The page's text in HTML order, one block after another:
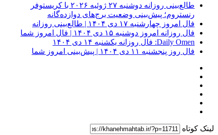
طالع‌بینی روزانه دوشنبه ۲۷ ژوئیه ۲۰۲۶ با کریستوفر
رنستروم؛ پیش‌بینی وضعیت برج‌های دوازده‌گانه
فال امروز چهارشنبه ۱۷ دی ۱۴۰۴ | طالع‌بینی روزانه
فال روزانه امروز دوشنبه ۱۵ دی ۱۴۰۴ | فال امروز شما
Daily Omen: فال روزانه یکشنبه ۱۴ دی ۱۴۰۴
فال روز پنجشنبه ۱۱ دی ۱۴۰۴ | پیش‌بینی امروز شما
لینک کوتاه